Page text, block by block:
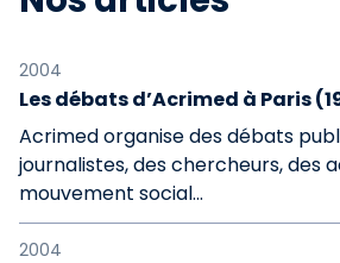
2004
Les débats d’Acrimed à Paris
Acrimed organise des débats
journalistes, des chercheurs, des
mouvement social...
2004